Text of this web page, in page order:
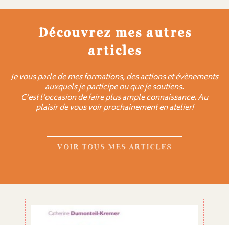
Découvrez mes autres
articles
Je vous parle de mes formations, des actions et évènements
auxquels je participe ou que je soutiens.
C’est l’occasion de faire plus ample connaissance. Au
plaisir de vous voir prochainement en atelier!
VOIR TOUS MES ARTICLES